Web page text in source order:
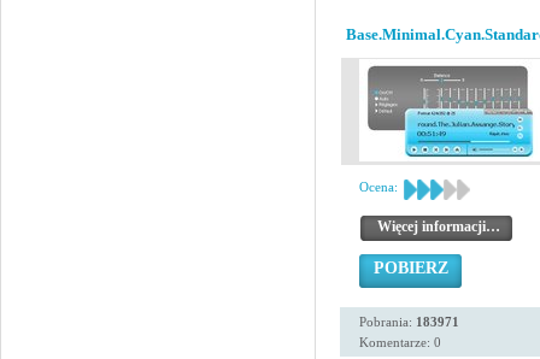
Ocena:
Więcej informacji…
POBIERZ
Pobrania: 183971
Komentarze: 0